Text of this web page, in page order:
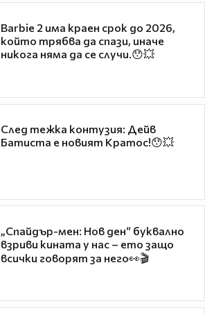
Barbie 2 има краен срок до 2026,
който трябва да спази, иначе
никога няма да се случи.😯💥
След тежка контузия: Дейв
Батиста е новият Кратос!😯💥
„Спайдър-мен: Нов ден“ буквално
взриви кината у нас – ето защо
всички говорят за него👀🎬